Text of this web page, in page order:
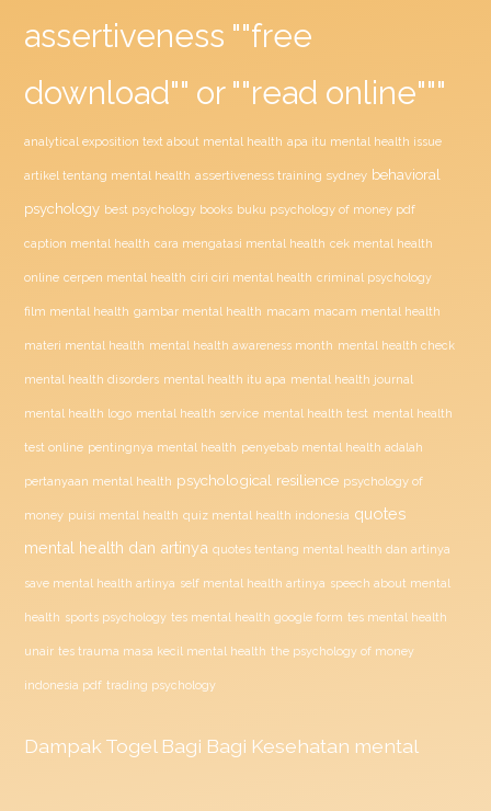
assertiveness ""free
download"" or ""read online"""
analytical exposition text about mental health apa itu mental health issue
artikel tentang mental health assertiveness training sydney behavioral
psychology best psychology books buku psychology of money pdf
caption mental health cara mengatasi mental health cek mental health
online cerpen mental health ciri ciri mental health criminal psychology
film mental health gambar mental health macam macam mental health
materi mental health mental health awareness month mental health check
mental health disorders mental health itu apa mental health journal
mental health logo mental health service mental health test mental health
test online pentingnya mental health penyebab mental health adalah
pertanyaan mental health psychological resilience psychology of
money puisi mental health quiz mental health indonesia quotes
mental health dan artinya quotes tentang mental health dan artinya
save mental health artinya self mental health artinya speech about mental
health sports psychology tes mental health google form tes mental health
unair tes trauma masa kecil mental health the psychology of money
indonesia pdf trading psychology
Dampak Togel Bagi Bagi Kesehatan mental